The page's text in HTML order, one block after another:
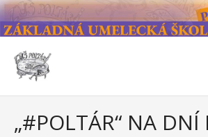
Skip
to
content
„#POLTÁR“ NA DNÍ